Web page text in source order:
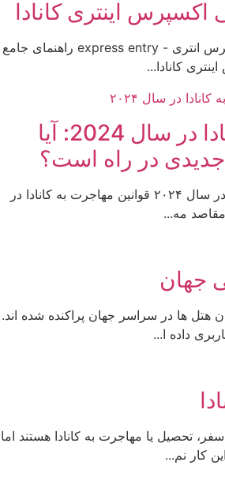
اکسپرس اینتری کانادا
مهاجرت به کانادا با اکسپرس انتری - express entry راهنمای جامع
کانادا...
مهاجرت به کانادا در سال 2024: آیا
در راه است؟
قوانین مهاجرت به کانادا در سال ۲۰۲۴ قوانین مهاجرت به کانادا در
جهان
هتل ها در سراسر جهان پراکنده شده اند.
داده ا...
تحصیل یا مهاجرت به کانادا هستند اما
کار نم...